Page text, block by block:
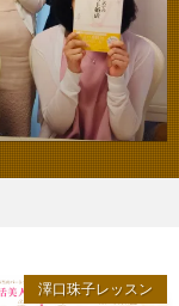
澤口珠子レッスン